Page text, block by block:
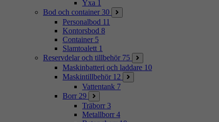
Yxa 1
Bod och container 30
Personalbod 11
Kontorsbod 8
Container 5
Slamtoalett 1
Reservdelar och tillbehör 75
Maskinbatteri och laddare 10
Maskintillbehör 12
Vattentank 7
Borr 29
Träborr 3
Metallborr 4